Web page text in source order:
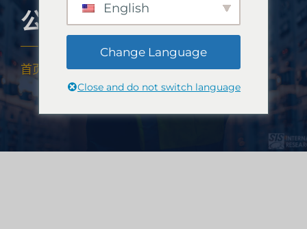
公用事业市场研究
首页 专业知识-行业-公用事业市场研究
English
Change Language
Close and do not switch language